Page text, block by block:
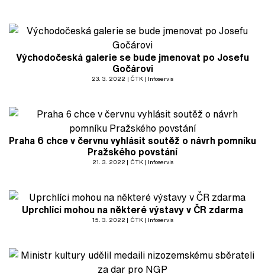
Východočeská galerie se bude jmenovat po Josefu
Gočárovi
23. 3. 2022 ČTK Infoservis
Praha 6 chce v červnu vyhlásit soutěž o návrh pomníku
Pražského povstání
21. 3. 2022 ČTK Infoservis
Uprchlíci mohou na některé výstavy v ČR zdarma
15. 3. 2022 ČTK Infoservis